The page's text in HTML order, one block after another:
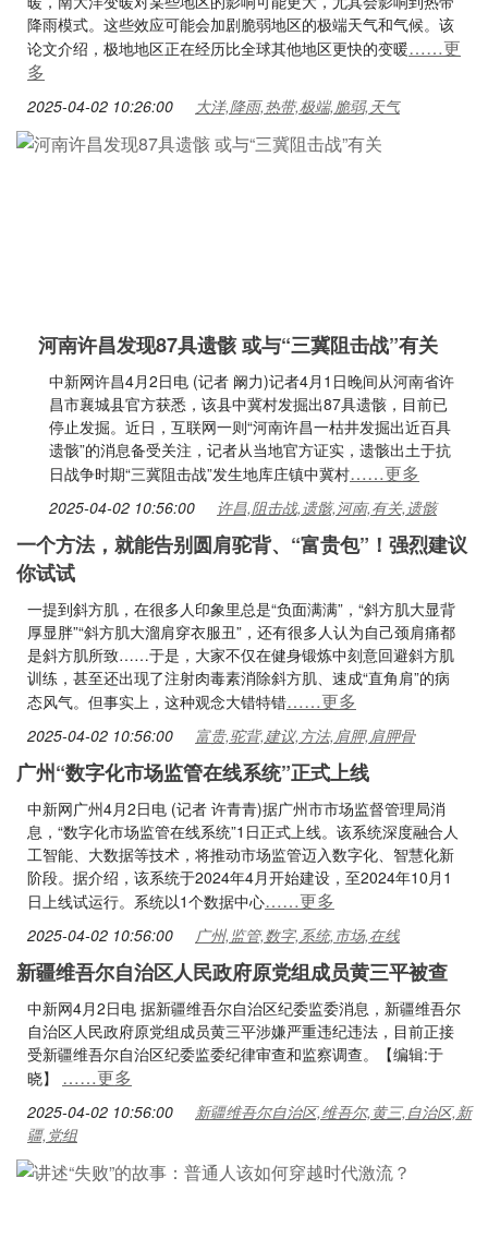
降雨模式。这些效应可能会加剧脆弱地区的极端天气和气候。该
论文介绍，极地地区正在经历比全球其他地区更快的变暖……更
多
2025-04-02 10:26:00 大洋,降雨,热带,极端,脆弱,天气
河南许昌发现87具遗骸 或与“三冀阻击战”有关
中新网许昌4月2日电 (记者 阚力)记者4月1日晚间从河南省许
昌市襄城县官方获悉，该县中冀村发掘出87具遗骸，目前已
停止发掘。近日，互联网一则“河南许昌一枯井发掘出近百具
遗骸”的消息备受关注，记者从当地官方证实，遗骸出土于抗
日战争时期“三冀阻击战”发生地库庄镇中冀村……更多
2025-04-02 10:56:00 许昌,阻击战,遗骸,河南,有关,遗骸
一个方法，就能告别圆肩驼背、“富贵包”！强烈建议
你试试
一提到斜方肌，在很多人印象里总是“负面满满”，“斜方肌大显背
厚显胖”“斜方肌大溜肩穿衣服丑”，还有很多人认为自己颈肩痛都
是斜方肌所致……于是，大家不仅在健身锻炼中刻意回避斜方肌
训练，甚至还出现了注射肉毒素消除斜方肌、速成“直角肩”的病
态风气。但事实上，这种观念大错特错……更多
2025-04-02 10:56:00 富贵,驼背,建议,方法,肩胛,肩胛骨
广州“数字化市场监管在线系统”正式上线
中新网广州4月2日电 (记者 许青青)据广州市市场监督管理局消
息，“数字化市场监管在线系统”1日正式上线。该系统深度融合人
工智能、大数据等技术，将推动市场监管迈入数字化、智慧化新
阶段。据介绍，该系统于2024年4月开始建设，至2024年10月1
日上线试运行。系统以1个数据中心……更多
2025-04-02 10:56:00 广州,监管,数字,系统,市场,在线
新疆维吾尔自治区人民政府原党组成员黄三平被查
中新网4月2日电 据新疆维吾尔自治区纪委监委消息，新疆维吾尔
自治区人民政府原党组成员黄三平涉嫌严重违纪违法，目前正接
受新疆维吾尔自治区纪委监委纪律审查和监察调查。【编辑:于
晓】 ……更多
2025-04-02 10:56:00
新疆维吾尔自治区,维吾尔,黄三,自治区,新
疆,党组